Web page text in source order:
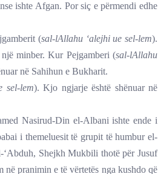
ishte Afgan. Por siç e përmendi edhe
(sal-lAllahu ‘alejhi ue sel-lem).
minber. Kur Pejgamberi (sal-lAllahu
në Sahihun e Bukharit.
sel-lem). Kjo ngjarje është shënuar në
Nasirud-Din el-Albani ishte ende i
i themeluesit të grupit të humbur el-
Shejkh Mukbili thotë për Jusuf
pranimin e të vërtetës nga kushdo që